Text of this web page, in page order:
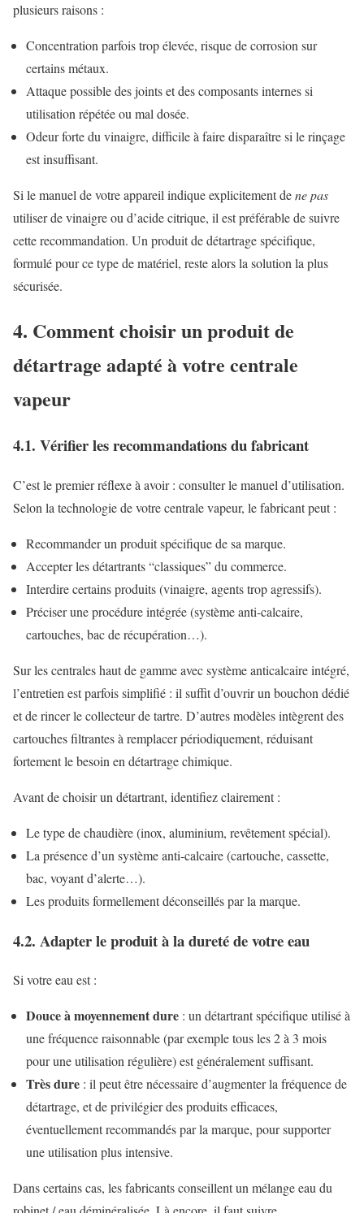
plusieurs raisons :
Concentration parfois trop élevée, risque de corrosion sur
certains métaux.
Attaque possible des joints et des composants internes si
utilisation répétée ou mal dosée.
Odeur forte du vinaigre, difficile à faire disparaître si le rinçage
est insuffisant.
Si le manuel de votre appareil indique explicitement dene pas
utiliser de vinaigre ou d’acide citrique, il est préférable de suivre
cette recommandation. Un produit de détartrage spécifique,
formulé pour ce type de matériel, reste alors la solution la plus
sécurisée.
4. Comment choisir un produit de
détartrage adapté à votre centrale
vapeur
4.1. Vérifier les recommandations du fabricant
C’est le premier réflexe à avoir : consulter le manuel d’utilisation.
Selon la technologie de votre centrale vapeur, le fabricant peut :
Recommander un produit spécifique de sa marque.
Accepter les détartrants “classiques” du commerce.
Interdire certains produits (vinaigre, agents trop agressifs).
Préciser une procédure intégrée (système anti-calcaire,
cartouches, bac de récupération…).
Sur les centrales haut de gamme avec système anticalcaire intégré,
l’entretien est parfois simplifié : il suffit d’ouvrir un bouchon dédié
et de rincer le collecteur de tartre. D’autres modèles intègrent des
cartouches filtrantes à remplacer périodiquement, réduisant
fortement le besoin en détartrage chimique.
Avant de choisir un détartrant, identifiez clairement :
Le type de chaudière (inox, aluminium, revêtement spécial).
La présence d’un système anti-calcaire (cartouche, cassette,
bac, voyant d’alerte…).
Les produits formellement déconseillés par la marque.
4.2. Adapter le produit à la dureté de votre eau
Si votre eau est :
Douce à moyennement dure : un détartrant spécifique utilisé à
une fréquence raisonnable (par exemple tous les 2 à 3 mois
pour une utilisation régulière) est généralement suffisant.
Très dure : il peut être nécessaire d’augmenter la fréquence de
détartrage, et de privilégier des produits efficaces,
éventuellement recommandés par la marque, pour supporter
une utilisation plus intensive.
Dans certains cas, les fabricants conseillent un mélange eau du